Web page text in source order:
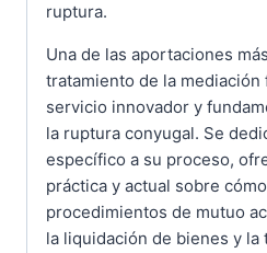
ruptura.
Una de las aportaciones
tratamiento de la mediación
servicio innovador y
la ruptura conyugal. Se
específico a su proceso,
práctica y actual sobre
procedimientos de mutuo
la liquidación de bienes y la